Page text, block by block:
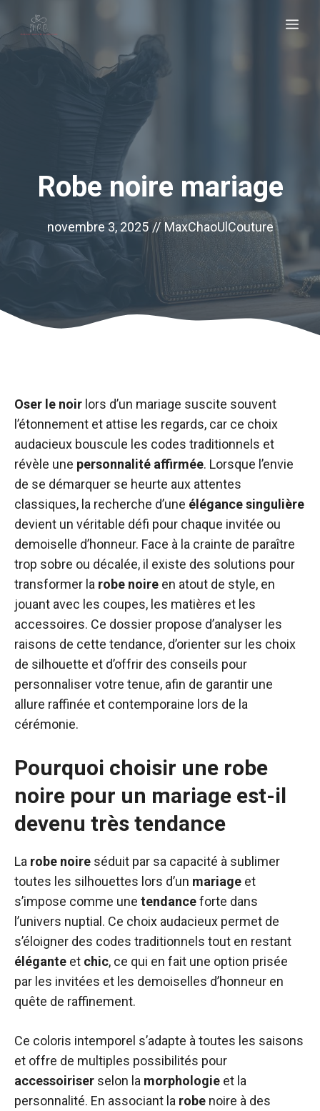
contenu
Robe noire mariage
novembre 3, 2025 // MaxChaoUlCouture
Oser le noir lors d’un mariage suscite souvent
l’étonnement et attise les regards, car ce choix
audacieux bouscule les codes traditionnels et
révèle une personnalité affirmée. Lorsque l’envie
de se démarquer se heurte aux attentes
classiques, la recherche d’une élégance singulière
devient un véritable défi pour chaque invitée ou
demoiselle d’honneur. Face à la crainte de paraître
trop sobre ou décalée, il existe des solutions pour
transformer la robe noire en atout de style, en
jouant avec les coupes, les matières et les
accessoires. Ce dossier propose d’analyser les
raisons de cette tendance, d’orienter sur les choix
de silhouette et d’offrir des conseils pour
personnaliser votre tenue, afin de garantir une
allure raffinée et contemporaine lors de la
cérémonie.
Pourquoi choisir une robe
noire pour un mariage est-il
devenu très tendance
La robe noire séduit par sa capacité à sublimer
toutes les silhouettes lors d’un mariage et
s’impose comme une tendanceforte dans
l’univers nuptial. Ce choix audacieux permet de
s’éloigner des codes traditionnels tout en restant
élégante et chic, ce qui en fait une option prisée
par les invitées et les demoiselles d’honneur en
quête de raffinement.
Ce coloris intemporel s’adapte à toutes les saisons
et offre de multiples possibilités pour
accessoiriser selon la morphologie et la
personnalité. En associant la robe noire à des